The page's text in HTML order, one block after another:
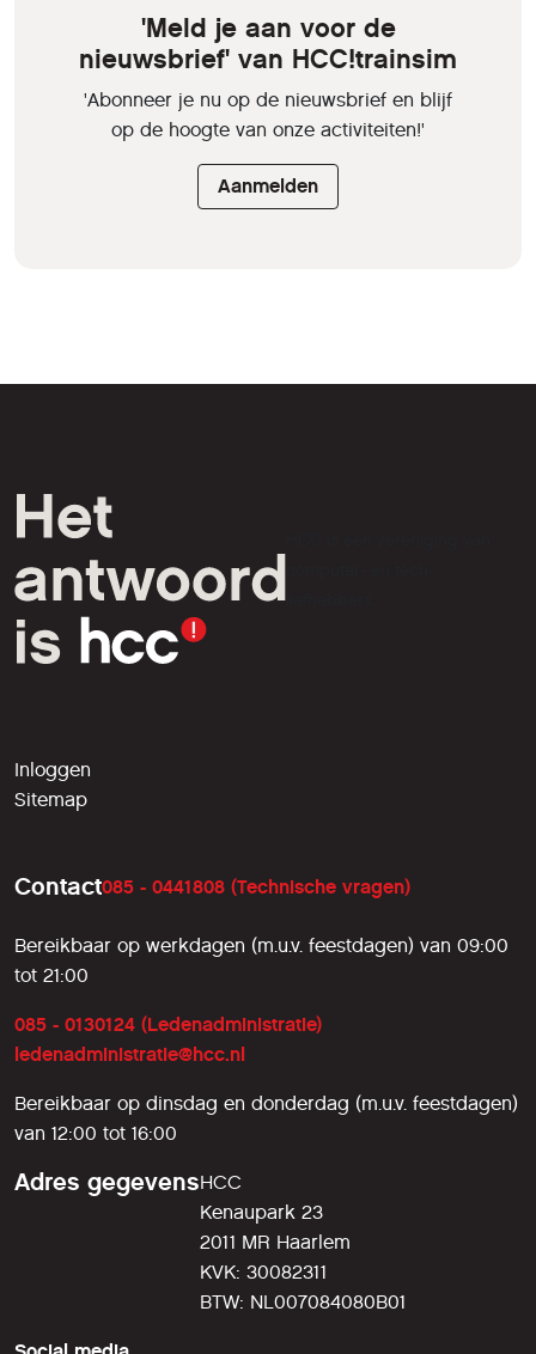
'Meld je aan voor de
nieuwsbrief' van HCC!trainsim
'Abonneer je nu op de nieuwsbrief en blijf
op de hoogte van onze activiteiten!'
Aanmelden
liefhebbers.
Inloggen
Sitemap
Contact085 - 0441808 (Technische vragen)
Bereikbaar op werkdagen (m.u.v. feestdagen) van 09:00
tot 21:00
085 - 0130124 (Ledenadministratie)
ledenadministratie@hcc.nl
Bereikbaar op dinsdag en donderdag (m.u.v. feestdagen)
van 12:00 tot 16:00
Adres gegevensHCC
Kenaupark 23
2011 MR Haarlem
KVK: 30082311
BTW: NL007084080B01